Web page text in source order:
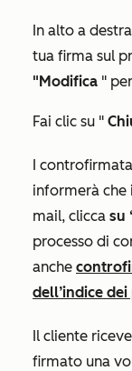
In alto a
tua firma sul
"Modifica "
Fai clic su "
I
informerà che
mail, clicca su
processo di
anche
dell’indice
Il cliente
firmato una